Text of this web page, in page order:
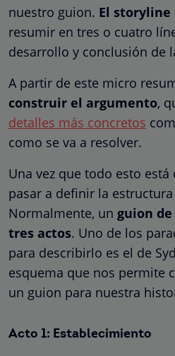
nuestro guion. El storyline
resumir en tres o cuatro
desarrollo y conclusión de
A partir de este micro
construir el argumento,
detalles más concretos
como se va a resolver.
Una vez que todo esto
pasar a definir la
Normalmente, un guion
tres actos. Uno de los
para describirlo es el de
esquema que nos permite
un guion para nuestra
Acto 1: Establecimiento